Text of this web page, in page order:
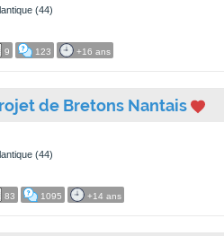
(44)
9 123 +16 ans
de Bretons Nantais
(44)
83 1095 +14 ans